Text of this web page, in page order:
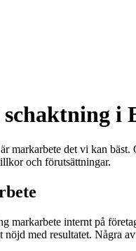
i
markarbete det vi kan
och förutsättningar.
markarbete internt på
med resultatet. Några